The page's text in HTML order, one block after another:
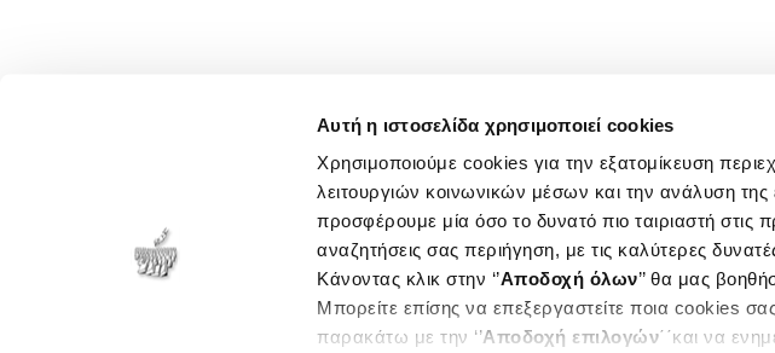
Αυτή η ιστοσελίδα χρησιμοποιεί cookies
Χρησιμοποιούμε cookies για την εξατομίκευση
λειτουργιών κοινωνικών μέσων και την ανάλυση
προσφέρουμε μία όσο το δυνατό πιο ταιριαστή στις
αναζητήσεις σας περιήγηση, με τις καλύτερες
Κάνοντας κλικ στην ‘’Αποδοχή όλων’’ θα μας
Μπορείτε επίσης να επεξεργαστείτε ποια cookies
παρακάτω με την ‘’Αποδοχή επιλογών΄΄και να